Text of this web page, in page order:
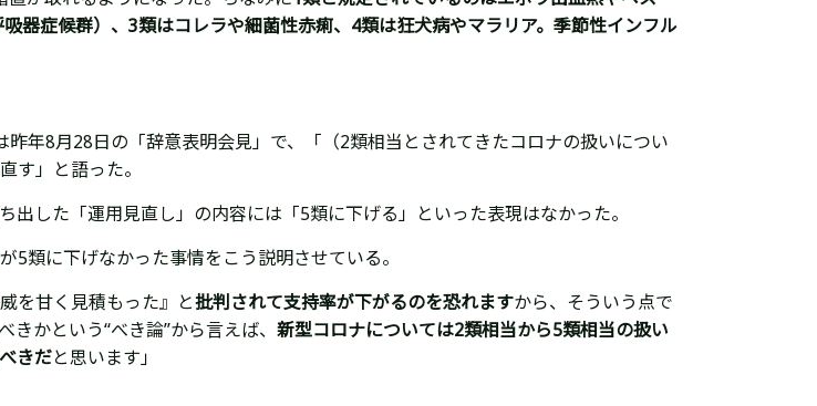
器症候群）、3類はコレラや細菌性赤痢、4類は狂犬病やマラリア。季節性インフル
年8月28日の「辞意表明会見」で、「（2類相当とされてきたコロナの扱いについ
す」と語った。
した「運用見直し」の内容には「5類に下げる」といった表現はなかった。
類に下げなかった事情をこう説明させている。
を甘く見積もった』と批判されて支持率が下がるのを恐れますから、そういう点で
かという“べき論”から言えば、 新型コロナについては2類相当から5類相当の扱い
きだと思います」